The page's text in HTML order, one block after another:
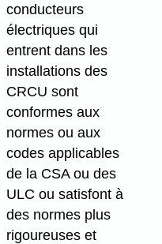
conducteurs
électriques qui
entrent dans les
installations des
CRCU sont
conformes aux
normes ou aux
codes applicables
de la CSA ou des
ULC ou satisfont à
des normes plus
rigoureuses et